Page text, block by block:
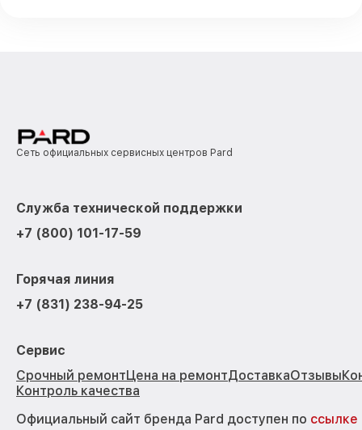
Сеть официальных сервисных центров Pard
Служба технической поддержки
+7 (800) 101-17-59
Горячая линия
+7 (831) 238-94-25
Сервис
Срочный ремонтЦена на ремонтДоставкаОтзывы
Контроль качества
Официальный сайт бренда Pard доступен по ссылке